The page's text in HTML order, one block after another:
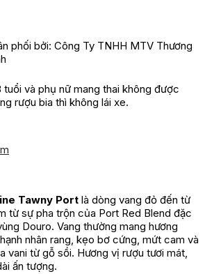
phối bởi: Công Ty TNHH MTV Thương
tuổi và phụ nữ mang thai không được
rượu bia thì không lái xe.
Tawny Port là dòng vang đỏ đến từ
từ sự pha trộn của Port Red Blend đặc
Douro. Vang thường mang hương
nhân rang, kẹo bơ cứng, mứt cam và
vani từ gỗ sồi. Hương vị rượu tươi mát,
ấn tượng.